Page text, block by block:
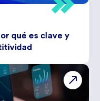
qué es clave y